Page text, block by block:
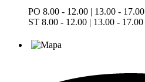
PO 8.00 - 12.00 | 13.00 - 17.00
ST 8.00 - 12.00 | 13.00 - 17.00